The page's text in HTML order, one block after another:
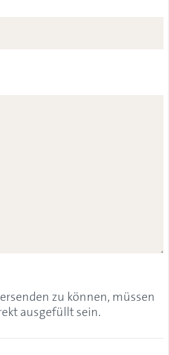
zu können, müssen
ausgefüllt sein.